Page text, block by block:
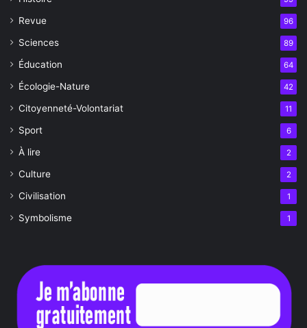
Revue 96
Sciences 89
Éducation 64
Écologie-Nature 42
Citoyenneté-Volontariat 11
Sport 6
À lire 2
Culture 2
Civilisation 1
Symbolisme 1